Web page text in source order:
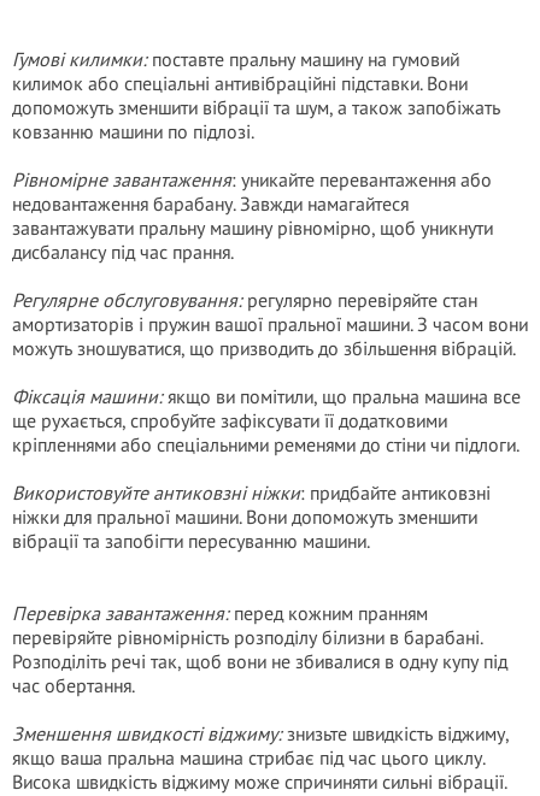
Гумові килимки:поставте пральну машину на гумовий
килимок або спеціальні антивібраційні підставки. Вони
допоможуть зменшити вібрації та шум, а також запобіжать
ковзанню машини по підлозі.
Рівномірне завантаження: уникайте перевантаження або
недовантаження барабану. Завжди намагайтеся
завантажувати пральну машину рівномірно, щоб уникнути
дисбалансу під час прання.
Регулярне обслуговування:регулярно перевіряйте стан
амортизаторів і пружин вашої пральної машини. З часом вони
можуть зношуватися, що призводить до збільшення вібрацій.
Фіксація машини:якщо ви помітили, що пральна машина все
ще рухається, спробуйте зафіксувати її додатковими
кріпленнями або спеціальними ременями до стіни чи підлоги.
Використовуйте антиковзні ніжки: придбайте антиковзні
ніжки для пральної машини. Вони допоможуть зменшити
вібрації та запобігти пересуванню машини.
Перевірка завантаження:перед кожним пранням
перевіряйте рівномірність розподілу білизни в барабані.
Розподіліть речі так, щоб вони не збивалися в одну купу під
час обертання.
Зменшення швидкості віджиму:знизьте швидкість віджиму,
якщо ваша пральна машина стрибає під час цього циклу.
Висока швидкість віджиму може спричиняти сильні вібрації.